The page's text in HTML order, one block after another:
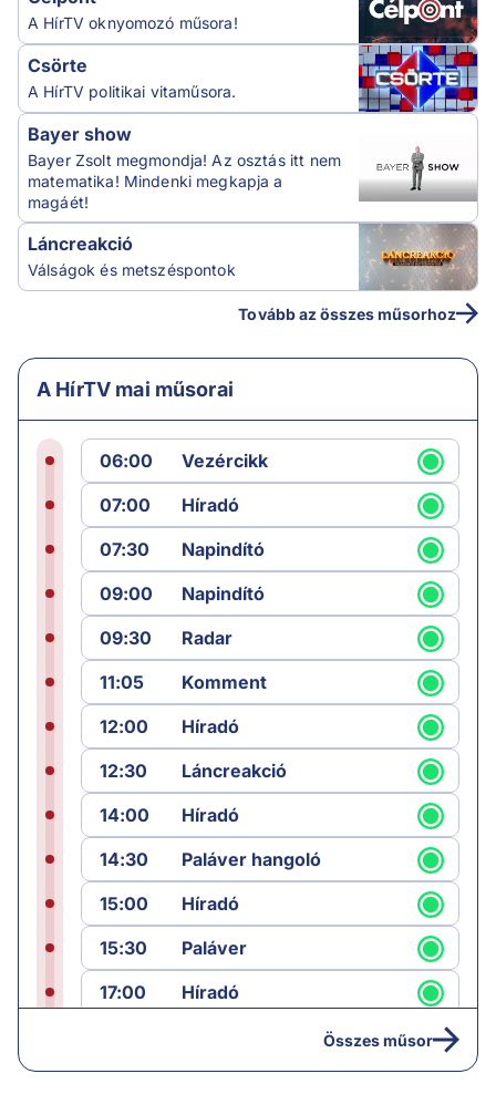
A HírTV oknyomozó műsora!
Csörte
A HírTV politikai vitaműsora.
Bayer show
Bayer Zsolt megmondja! Az osztás itt nem
matematika! Mindenki megkapja a
magáét!
Láncreakció
Válságok és metszéspontok
Tovább az összes műsorhoz
A HírTV mai műsorai
06:00
Vezércikk
07:00
Híradó
07:30
Napindító
09:00
Napindító
09:30
Radar
11:05
Komment
12:00
Híradó
12:30
Láncreakció
14:00
Híradó
14:30
Paláver hangoló
15:00
Híradó
15:30
Paláver
17:00
Híradó
Összes műsor